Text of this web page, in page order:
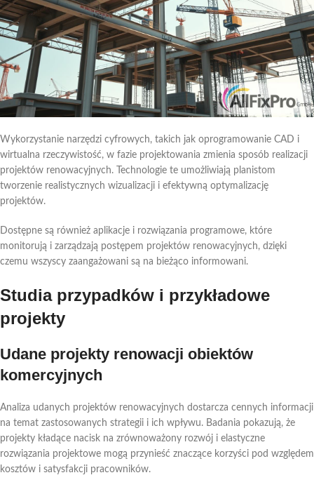
Wykorzystanie narzędzi cyfrowych, takich jak oprogramowanie CAD i
wirtualna rzeczywistość, w fazie projektowania zmienia sposób realizacji
projektów renowacyjnych. Technologie te umożliwiają planistom
tworzenie realistycznych wizualizacji i efektywną optymalizację
projektów.
Dostępne są również aplikacje i rozwiązania programowe, które
monitorują i zarządzają postępem projektów renowacyjnych, dzięki
czemu wszyscy zaangażowani są na bieżąco informowani.
Studia przypadków i przykładowe
projekty
Udane projekty renowacji obiektów
komercyjnych
Analiza udanych projektów renowacyjnych dostarcza cennych informacji
na temat zastosowanych strategii i ich wpływu. Badania pokazują, że
projekty kładące nacisk na zrównoważony rozwój i elastyczne
rozwiązania projektowe mogą przynieść znaczące korzyści pod względem
kosztów i satysfakcji pracowników.